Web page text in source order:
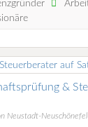
&
Neustadt-